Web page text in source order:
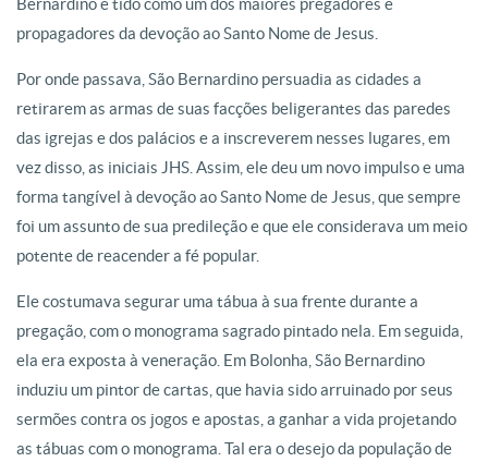
Bernardino é tido como um dos maiores pregadores e
propagadores da devoção ao Santo Nome de Jesus.
Por onde passava, São Bernardino persuadia as cidades a
retirarem as armas de suas facções beligerantes das paredes
das igrejas e dos palácios e a inscreverem nesses lugares, em
vez disso, as iniciais JHS. Assim, ele deu um novo impulso e uma
forma tangível à devoção ao Santo Nome de Jesus, que sempre
foi um assunto de sua predileção e que ele considerava um meio
potente de reacender a fé popular.
Ele costumava segurar uma tábua à sua frente durante a
pregação, com o monograma sagrado pintado nela. Em seguida,
ela era exposta à veneração. Em Bolonha, São Bernardino
induziu um pintor de cartas, que havia sido arruinado por seus
sermões contra os jogos e apostas, a ganhar a vida projetando
as tábuas com o monograma. Tal era o desejo da população de